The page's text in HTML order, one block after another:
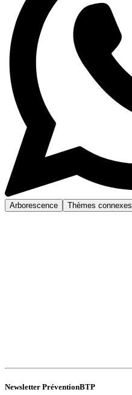
Arborescence Thèmes connexes
Newsletter PréventionBTP